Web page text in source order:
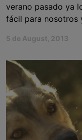
verano pasado ya
fácil para nosotros
5 de August, 2013